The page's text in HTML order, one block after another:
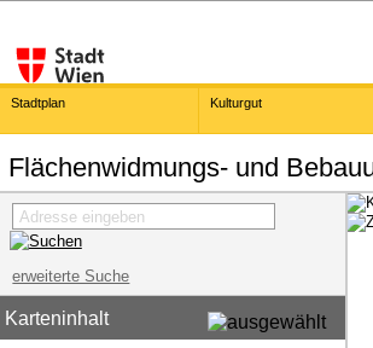
Stadtplan Kulturgut
Flächenwidmungs- und
erweiterte Suche
Karteninhalt